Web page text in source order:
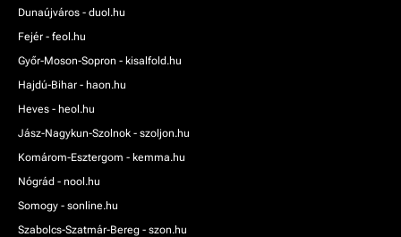
Dunaújváros - duol.hu
Fejér - feol.hu
Győr-Moson-Sopron - kisalfold.hu
Hajdú-Bihar - haon.hu
Heves - heol.hu
Jász-Nagykun-Szolnok - szoljon.hu
Komárom-Esztergom - kemma.hu
Nógrád - nool.hu
Somogy - sonline.hu
Szabolcs-Szatmár-Bereg - szon.hu